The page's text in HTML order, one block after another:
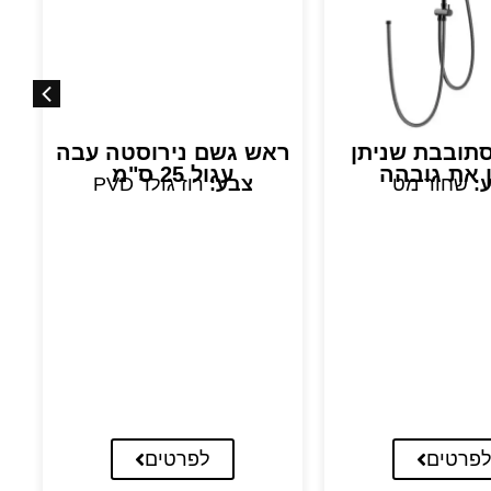
שניתן
את גובהה
שחור מט
לפרטים
ראש גשם נירוסטה עבה
עגול 25 ס"מ
צבע:רוז גולד PVD
לפרטים